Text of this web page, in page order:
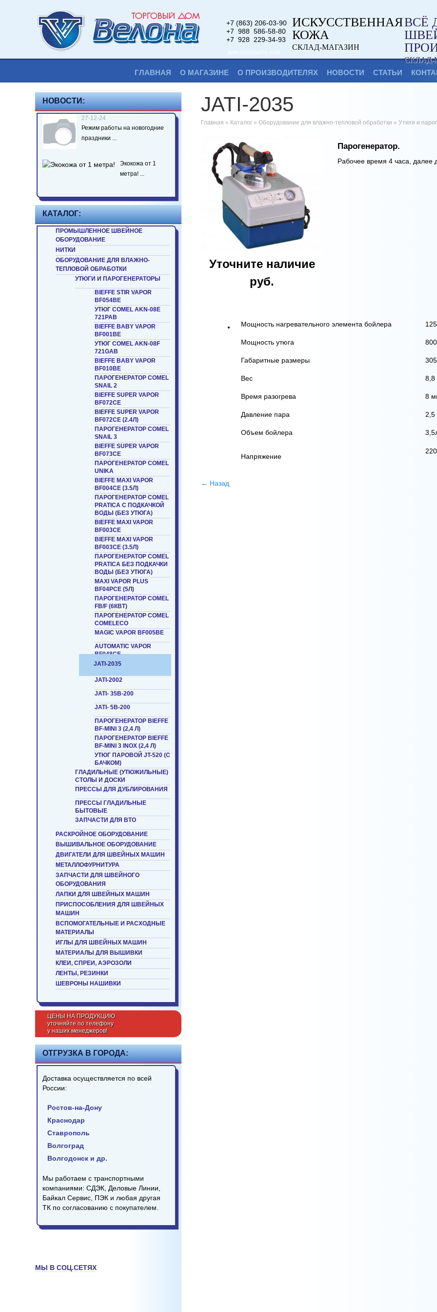
+7 (863) 206-03-90
+7 988 586-58-80
+7 928 229-34-93
или напишите нам
ИСКУССТВЕННАЯ
КОЖА
СКЛАД-МАГАЗИН
ВСЁ
СКЛАД-
ГЛАВНАЯ
О МАГАЗИНЕ О ПРОИЗВОДИТЕЛЯХ НОВОСТИ СТАТЬИ
НОВОСТИ:
27-12-24
Режим работы на новогодние
праздники ...
Экокожа от 1
метра! ...
КАТАЛОГ:
ПРОМЫШЛЕННОЕ ШВЕЙНОЕ
ОБОРУДОВАНИЕ
НИТКИ
ОБОРУДОВАНИЕ ДЛЯ ВЛАЖНО-
ТЕПЛОВОЙ ОБРАБОТКИ
УТЮГИ И ПАРОГЕНЕРАТОРЫ
BIEFFE STIR VAPOR
BF054BE
УТЮГ COMEL AKN-08E
721PAB
BIEFFE BABY VAPOR
BF001BE
УТЮГ COMEL AKN-08F
721GAB
BIEFFE BABY VAPOR
BF010BE
ПАРОГЕНЕРАТОР COMEL
SNAIL 2
BIEFFE SUPER VAPOR
BF072CE
BIEFFE SUPER VAPOR
BF072CE (2.4Л)
ПАРОГЕНЕРАТОР COMEL
SNAIL 3
BIEFFE SUPER VAPOR
BF073CE
ПАРОГЕНЕРАТОР COMEL
UNIKA
BIEFFE MAXI VAPOR
BF004CE (3.5Л)
ПАРОГЕНЕРАТОР COMEL
PRATICA С ПОДКАЧКОЙ
ВОДЫ (БЕЗ УТЮГА)
BIEFFE MAXI VAPOR
BF003CE
BIEFFE MAXI VAPOR
BF003CE (3.5Л)
ПАРОГЕНЕРАТОР COMEL
PRATICA БЕЗ ПОДКАЧКИ
ВОДЫ (БЕЗ УТЮГА)
MAXI VAPOR PLUS
BF04PCE (5Л)
ПАРОГЕНЕРАТОР COMEL
FB/F (6КВТ)
ПАРОГЕНЕРАТОР COMEL
COMELECO
MAGIC VAPOR BF005BE
AUTOMATIC VAPOR
BF048СE
JATI-2035
JATI-2002
JATI- 35B-200
JATI- 5B-200
ПАРОГЕНЕРАТОР BIEFFE
BF-MINI 3 (2,4 Л)
ПАРОГЕНЕРАТОР BIEFFE
BF-MINI 3 INOX (2,4 Л)
УТЮГ ПАРОВОЙ JT-520 (С
БАЧКОМ)
ГЛАДИЛЬНЫЕ (УТЮЖИЛЬНЫЕ)
СТОЛЫ И ДОСКИ
ПРЕССЫ ДЛЯ ДУБЛИРОВАНИЯ
ПРЕССЫ ГЛАДИЛЬНЫЕ
БЫТОВЫЕ
ЗАПЧАСТИ ДЛЯ ВТО
РАСКРОЙНОЕ ОБОРУДОВАНИЕ
ВЫШИВАЛЬНОЕ ОБОРУДОВАНИЕ
ДВИГАТЕЛИ ДЛЯ ШВЕЙНЫХ МАШИН
МЕТАЛЛОФУРНИТУРА
ЗАПЧАСТИ ДЛЯ ШВЕЙНОГО
ОБОРУДОВАНИЯ
ЛАПКИ ДЛЯ ШВЕЙНЫХ МАШИН
ПРИСПОСОБЛЕНИЯ ДЛЯ ШВЕЙНЫХ
МАШИН
ВСПОМОГАТЕЛЬНЫЕ И РАСХОДНЫЕ
МАТЕРИАЛЫ
ИГЛЫ ДЛЯ ШВЕЙНЫХ МАШИН
МАТЕРИАЛЫ ДЛЯ ВЫШИВКИ
КЛЕИ, СПРЕИ, АЭРОЗОЛИ
ЛЕНТЫ, РЕЗИНКИ
ШЕВРОНЫ НАШИВКИ
ЦЕНЫ НА ПРОДУКЦИЮ
уточняйте по телефону
у наших менеджеров!
ОТГРУЗКА В ГОРОДА:
Доставка осуществляется по всей
России:
Ростов-на-Дону
Краснодар
Ставрополь
Волгоград
Волгодонск и др.
Мы работаем с транспортными
компаниями: СДЭК, Деловые Линии,
Байкал Сервис, ПЭК и любая другая
ТК по согласованию с покупателем.
МЫ В СОЦ.СЕТЯХ
JATI-2035
Главная » Каталог » Оборудование для влажно-тепловой обработки » Утюги и
Уточните наличие
руб.
Парогенератор.
Рабочее время 4 часа, далее
Мощность нагревательного элемента бойлера
Мощность утюга
Габаритные размеры
Вес 8,8
Время разогрева 8
Давление пара 2,5
Объем бойлера
Напряжение
← Назад